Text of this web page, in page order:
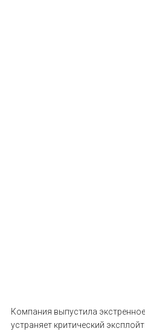
Компания выпустила
устраняет критический